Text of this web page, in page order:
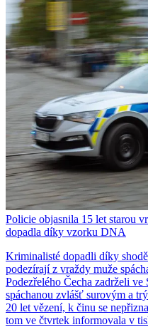
Policie objasnila 15 let starou
dopadla díky vzorku DNA
Kriminalisté dopadli díky
podezírají z vraždy muže
Podezřelého Čecha zadrželi
spáchanou zvlášť surovým a
20 let vězení, k činu se
tom ve čtvrtek informovala v